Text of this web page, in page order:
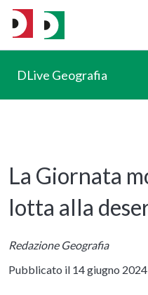
DLive Geografia
La Giornata
lotta alla
Redazione Geografia
Pubblicato il 14 giugno